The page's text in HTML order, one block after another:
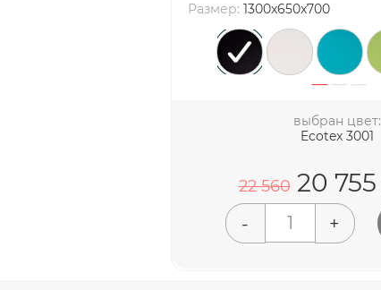
Размер: 1300x650x700
выбран цвет:
Ecotex 3001
22 560 20 755
- +